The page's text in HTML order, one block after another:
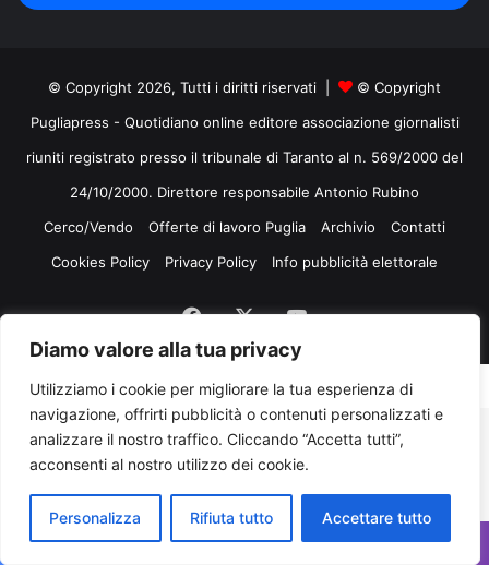
Diamo valore alla tua privacy
Utilizziamo i cookie per migliorare la tua esperienza di
navigazione, offrirti pubblicità o contenuti personalizzati e
analizzare il nostro traffico. Cliccando “Accetta tutti”,
acconsenti al nostro utilizzo dei cookie.
Personalizza Rifiuta tutto Accettare tutto
mail
© Copyright 2026, Tutti i diritti riservati |
© Copyright
Pugliapress - Quotidiano online editore associazione giornalisti
riuniti registrato presso il tribunale di Taranto al n. 569/2000 del
24/10/2000. Direttore responsabile Antonio Rubino
Cerco/Vendo
Offerte di lavoro Puglia Archivio
Contatti
Cookies Policy
Privacy Policy Info pubblicità elettorale
Facebook
X You